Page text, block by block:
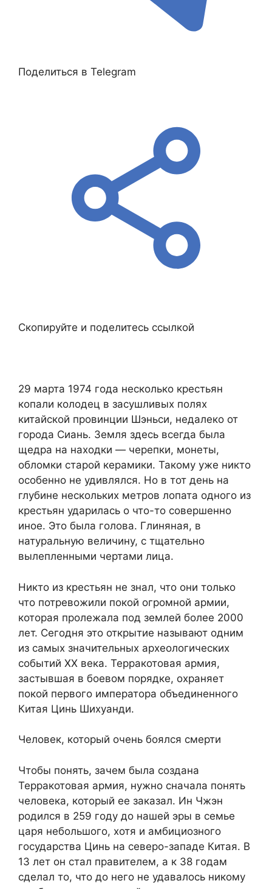
Поделиться в Telegram
Скопируйте и поделитесь ссылкой
29 марта 1974 года несколько крестьян
копали колодец в засушливых полях
китайской провинции Шэньси, недалеко от
города Сиань. Земля здесь всегда была
щедра на находки — черепки, монеты,
обломки старой керамики. Такому уже никто
особенно не удивлялся. Но в тот день на
глубине нескольких метров лопата одного из
крестьян ударилась о что-то совершенно
иное. Это была голова. Глиняная, в
натуральную величину, с тщательно
вылепленными чертами лица.
Никто из крестьян не знал, что они только
что потревожили покой огромной армии,
которая пролежала под землей более 2000
лет. Сегодня это открытие называют одним
из самых значительных археологических
событий XX века. Терракотовая армия,
застывшая в боевом порядке, охраняет
покой первого императора объединенного
Китая Цинь Шихуанди.
Человек, который очень боялся смерти
Чтобы понять, зачем была создана
Терракотовая армия, нужно сначала понять
человека, который ее заказал. Ин Чжэн
родился в 259 году до нашей эры в семье
царя небольшого, хотя и амбициозного
государства Цинь на северо-западе Китая. В
13 лет он стал правителем, а к 38 годам
сделал то, что до него не удавалось никому